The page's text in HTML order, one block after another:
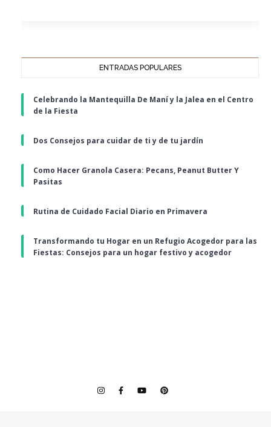
ENTRADAS POPULARES
Celebrando la Mantequilla De Maní y la Jalea en el Centro
de la Fiesta
Dos Consejos para cuidar de ti y de tu jardín
Como Hacer Granola Casera: Pecans, Peanut Butter Y
Pasitas
Rutina de Cuidado Facial Diario en Primavera
Transformando tu Hogar en un Refugio Acogedor para las
Fiestas: Consejos para un hogar festivo y acogedor